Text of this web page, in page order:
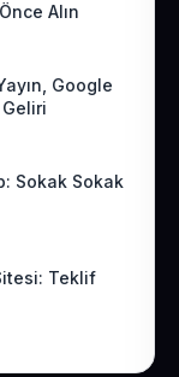
Alın
Google
Sokak Sokak
Teklif